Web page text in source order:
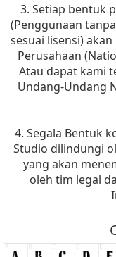
3. Setiap bentuk
(Penggunaan
sesuai lisensi)
Perusahaan
Atau dapat kami
Undang-Undang
4. Segala Bentuk
Studio dilindungi
yang akan
oleh tim legal